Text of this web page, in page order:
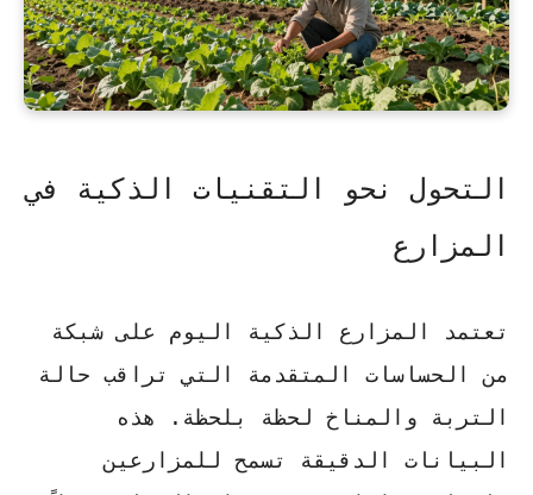
التحول نحو التقنيات الذكية في
المزارع
تعتمد المزارع الذكية اليوم على شبكة
من الحساسات المتقدمة التي تراقب حالة
التربة والمناخ لحظة بلحظة. هذه
البيانات الدقيقة تسمح للمزارعين